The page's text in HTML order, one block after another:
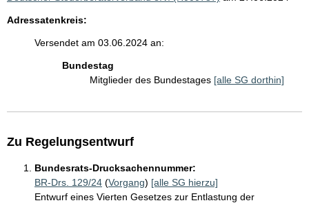
Adressatenkreis:
Versendet am 03.06.2024 an:
Bundestag
Mitglieder des Bundestages [alle SG dorthin]
Zu Regelungsentwurf
Bundesrats-Drucksachennummer:
BR-Drs. 129/24 (Vorgang) [alle SG hierzu]
Entwurf eines Vierten Gesetzes zur Entlastung der